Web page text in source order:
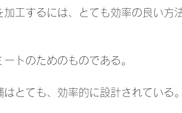
工するには、とても効率の良い方
トのためのものである。
とても、効率的に設計されている。